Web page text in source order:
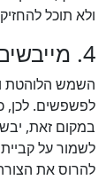
ולא תוכל
4. מייבשים את הקבאיה בצל
השמש הלוהטת
לפשפשים. לכן,
במקום זאת,
לשמור על
להרוס את